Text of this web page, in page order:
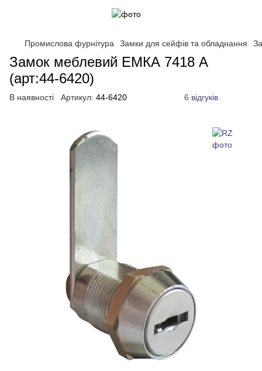
Промислова фурнітура Замки для сейфів та обладнання
Замок меблевий ЕМКА 7418 А
(арт:44-6420)
В наявності Артикул: 44-6420 6 відгуків